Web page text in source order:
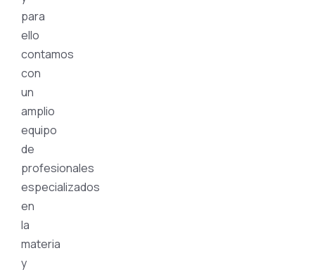
para
ello
contamos
con
un
amplio
equipo
de
profesionales
especializados
en
la
materia
y